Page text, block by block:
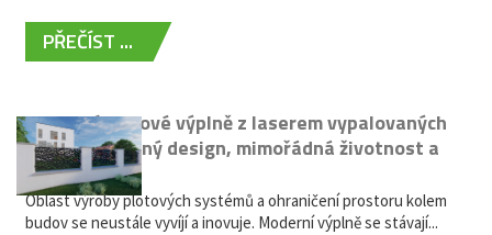
PŘEČÍST ...
Moderní plotové výplně z laserem vypalovaných
kovů: výjimečný design, mimořádná životnost a
žádná údržba
Oblast výroby plotových systémů a ohraničení prostoru kolem
budov se neustále vyvíjí a inovuje. Moderní výplně se stávají...